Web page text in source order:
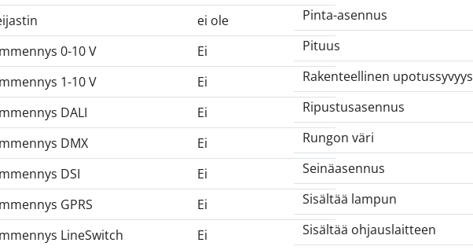
ei ole
0-10 V
Ei
1-10 V
Ei
DALI
Ei
DMX
Ei
DSI
Ei
GPRS
Ei
LineSwitch
Ei
Pinta-asennus
Pituus
Rakenteellinen upotussyvyys
Ripustusasennus
Rungon väri
Seinäasennus
Sisältää lampun
Sisältää ohjauslaitteen